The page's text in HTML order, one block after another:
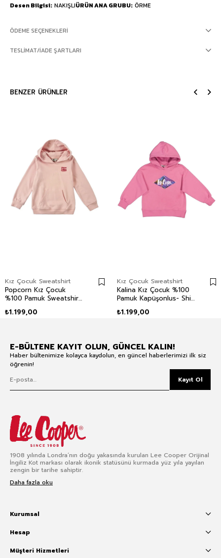
Desen Bilgisi NAKIŞLIÜRÜN ANA GRUBU ÖRME
ÖDEME SEÇENEKLERI
TESLIMAT/İADE ŞARTLARI
BENZER ÜRÜNLER
Kız Çocuk Sweatshirt
Popcorn Kız Çocuk
%100 Pamuk Sweatshirt
₺1.199,00
Kız Çocuk Sweatshirt
Kalina Kız Çocuk %100
Pamuk Kapüşonlus- Shirt
₺1.199,00
E-BÜLTENE KAYIT OLUN, GÜNCEL KALIN!
Haber bültenimize kolayca kaydolun, en güncel haberlerimizi ilk siz
öğrenin!
Kayıt Ol
1908 yılında Londra’nın doğu yakasında kurulan Lee Cooper Orijinal
İngiliz Kot markası olarak ikonik statüsünü kurmada yüz yıla yayılan
zengin bir tarihe sahiptir.
Daha fazla oku
Kurumsal
Hesap
Müşteri Hizmetleri